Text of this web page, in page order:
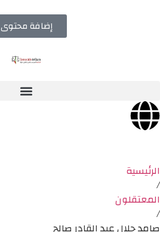
إضافة محتوى
الرئيسية
/
المعتقلون
/
صامد جلال عبد القادر صالح